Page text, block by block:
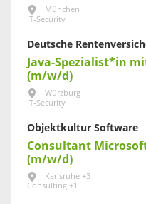
München
IT-Security
Deutsche
Java-Spezialist*in
(m/w/d)
Würzburg
IT-Security
Objektkultur Software
Consultant
(m/w/d)
Karlsruhe +3
Consulting +1